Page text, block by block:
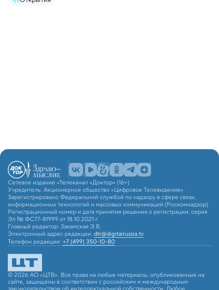
Сетевое издание «Телеканал «Доктор» (16+)
Учредитель: Акционерное общество «Цифровое Телевидение».
Зарегистрировано Федеральной службой по надзору в сфере связи,
информационных технологий и массовых коммуникаций (Роскомнадзор).
Регистрационный номер и дата принятия решения о регистрации: серия
Эл № ФС77-81999 от 18.10.2021 г.
Главный редактор: Закамская Э.В.
Электронный адрес редакции: dtr@digitalrussia.tv
Телефон редакции: +7 (499) 350-10-80
© 2026 АО «ЦТВ». Все права на любые материалы, опубликованные на
сайте, защищены в соответствии с российским и международным
законодательством об интеллектуальной собственности. Любое